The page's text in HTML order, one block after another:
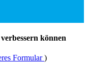
können
Formular)